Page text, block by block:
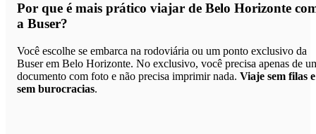
Por que é mais prático viajar de Belo Horizonte
a Buser?
Você escolhe se embarca na rodoviária ou um ponto exclusivo da
Buser em Belo Horizonte. No exclusivo, você precisa apenas de
documento com foto e não precisa imprimir nada. Viaje sem filas e
sem burocracias.